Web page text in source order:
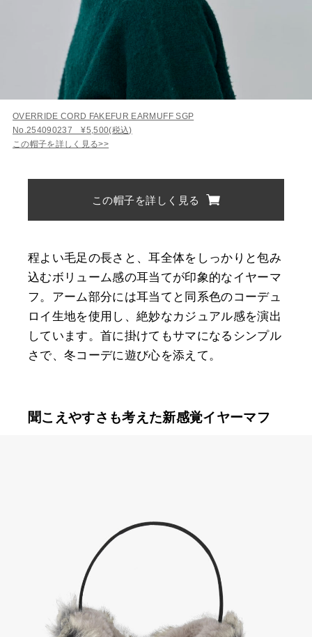
OVERRIDE CORD FAKEFUR EARMUFF SGP
No.254090237 ¥5,500(税込)
この帽子を詳しく見る>>
この帽子を詳しく見る
程よい毛足の長さと、耳全体をしっかりと包み
込むボリューム感の耳当てが印象的なイヤーマ
フ。アーム部分には耳当てと同系色のコーデュ
ロイ生地を使用し、絶妙なカジュアル感を演出
しています。首に掛けてもサマになるシンプル
さで、冬コーデに遊び心を添えて。
聞こえやすさも考えた新感覚イヤーマフ